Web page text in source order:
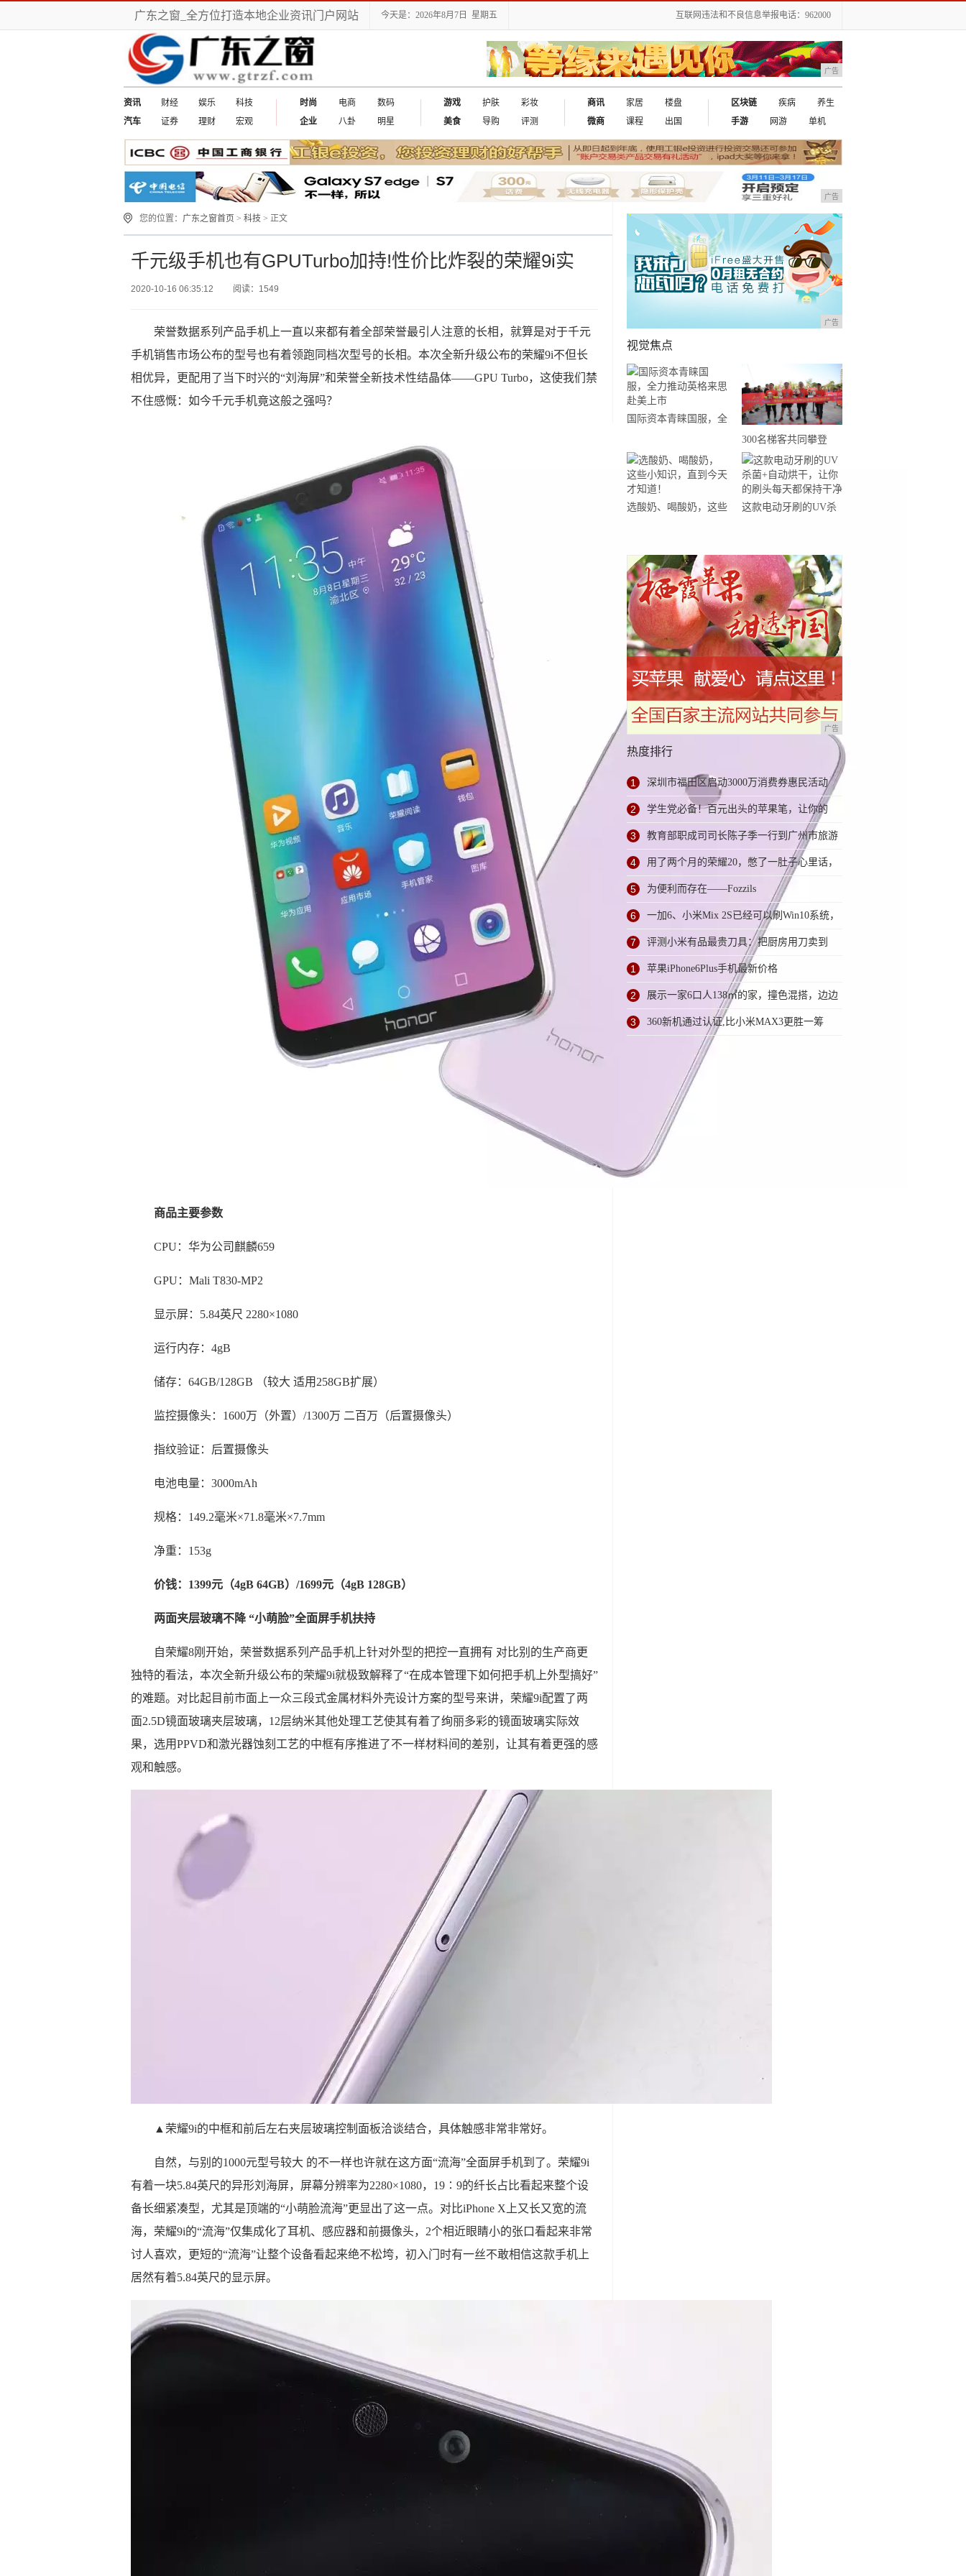
广东之窗_全方位打造本地企业资讯门户网站 今天是：2026年8月7日 星期五 互联网违法和不良信息举报电话：962000
广告
资讯 财经 娱乐
科技
汽车
证券 理财 宏观
时尚 电商
数码
企业
八卦 明星
游戏 护肤
彩妆
美食
导购 评测
商讯 家居
楼盘
微商
课程 出国
区块链 疾病
养生
手游
网游 单机
广告
您的位置： 广东之窗首页 > 科技 > 正文
千元级手机也有GPUTurbo加持!性价比炸裂的荣耀9i实
2020-10-16 06:35:12 阅读：1549
荣誉数据系列产品手机上一直以来都有着全部荣誉最引人注意的长相，就算是对于千元
手机销售市场公布的型号也有着领跑同档次型号的长相。本次全新升级公布的荣耀9i不但长
相优异，更配用了当下时兴的“刘海屏”和荣誉全新技术性结晶体——GPU Turbo，这使我们禁
不住感慨：如今千元手机竟这般之强吗？
商品主要参数
CPU：华为公司麒麟659
GPU：Mali T830-MP2
显示屏：5.84英尺 2280×1080
运行内存：4gB
储存：64GB/128GB （较大 适用258GB扩展）
监控摄像头：1600万（外置）/1300万 二百万（后置摄像头）
指纹验证：后置摄像头
电池电量：3000mAh
规格：149.2毫米×71.8毫米×7.7mm
净重：153g
价钱：1399元（4gB 64GB）/1699元（4gB 128GB）
两面夹层玻璃不降 “小萌脸”全面屏手机扶持
自荣耀8刚开始，荣誉数据系列产品手机上针对外型的把控一直拥有 对比别的生产商更
独特的看法，本次全新升级公布的荣耀9i就极致解释了“在成本管理下如何把手机上外型搞好”
的难题。对比起目前市面上一众三段式金属材料外壳设计方案的型号来讲，荣耀9i配置了两
面2.5D镜面玻璃夹层玻璃，12层纳米其他处理工艺使其有着了绚丽多彩的镜面玻璃实际效
果，选用PPVD和激光器蚀刻工艺的中框有序推进了不一样材料间的差别，让其有着更强的感
观和触感。
▲荣耀9i的中框和前后左右夹层玻璃控制面板洽谈结合，具体触感非常非常好。
自然，与别的1000元型号较大 的不一样也许就在这方面“流海”全面屏手机到了。荣耀9i
有着一块5.84英尺的异形刘海屏，屏幕分辨率为2280×1080，19∶9的纤长占比看起来整个设
备长细紧凑型，尤其是顶端的“小萌脸流海”更显出了这一点。对比iPhone X上又长又宽的流
海，荣耀9i的“流海”仅集成化了耳机、感应器和前摄像头，2个相近眼睛小的张口看起来非常
讨人喜欢，更短的“流海”让整个设备看起来绝不松垮，初入门时有一丝不敢相信这款手机上
居然有着5.84英尺的显示屏。
广告
视觉焦点
国际资本青睐国服，全
市
300名梯客共同攀登
2019国际垂直马拉松超
级精英赛顺德海骏达中
心站欢乐开跑
选酸奶、喝酸奶，这些
这款电动牙刷的UV杀
广告
热度排行
1 深圳市福田区启动3000万消费券惠民活动
2 学生党必备！百元出头的苹果笔，让你的
iPad成为学习神器
3 教育部职成司司长陈子季一行到广州市旅游
商务职业学校考察调研
4 用了两个月的荣耀20，憋了一肚子心里话，
今天终于一吐为快
5 为便利而存在——Fozzils
6 一加6、小米Mix 2S已经可以刷Win10系统，
网友：安卓提不动刀了？
7 评测小米有品最贵刀具：把厨房用刀卖到
999元的秘密
1 苹果iPhone6Plus手机最新价格
2 展示一家6口人138㎡的家，撞色混搭，边边
角角收纳做到了极致
3 360新机通过认证,比小米MAX3更胜一筹